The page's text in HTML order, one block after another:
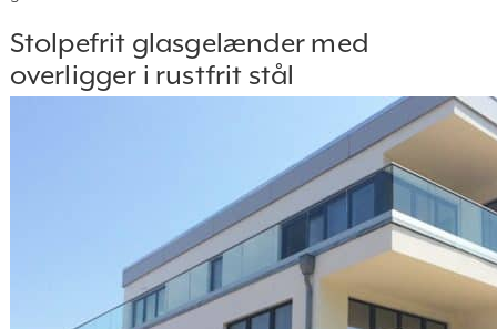
Stolpefrit glasgelænder med
overligger i rustfrit stål